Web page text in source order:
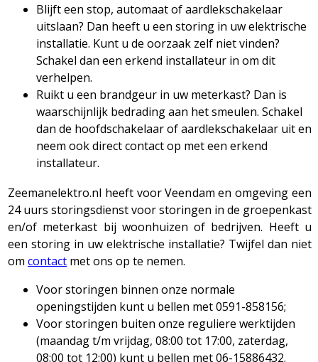
Blijft een stop, automaat of aardlekschakelaar
uitslaan? Dan heeft u een storing in uw elektrische
installatie. Kunt u de oorzaak zelf niet vinden?
Schakel dan een erkend installateur in om dit
verhelpen.
Ruikt u een brandgeur in uw meterkast? Dan is
waarschijnlijk bedrading aan het smeulen. Schakel
dan de hoofdschakelaar of aardlekschakelaar uit en
neem ook direct contact op met een erkend
installateur.
Zeemanelektro.nl heeft voor Veendam en omgeving een
24 uurs storingsdienst voor storingen in de groepenkast
en/of meterkast bij woonhuizen of bedrijven. Heeft u
een storing in uw elektrische installatie? Twijfel dan niet
om contact met ons op te nemen.
Voor storingen binnen onze normale
openingstijden kunt u bellen met 0591-858156;
Voor storingen buiten onze reguliere werktijden
(maandag t/m vrijdag, 08:00 tot 17:00, zaterdag,
08:00 tot 12:00) kunt u bellen met 06-15886432.